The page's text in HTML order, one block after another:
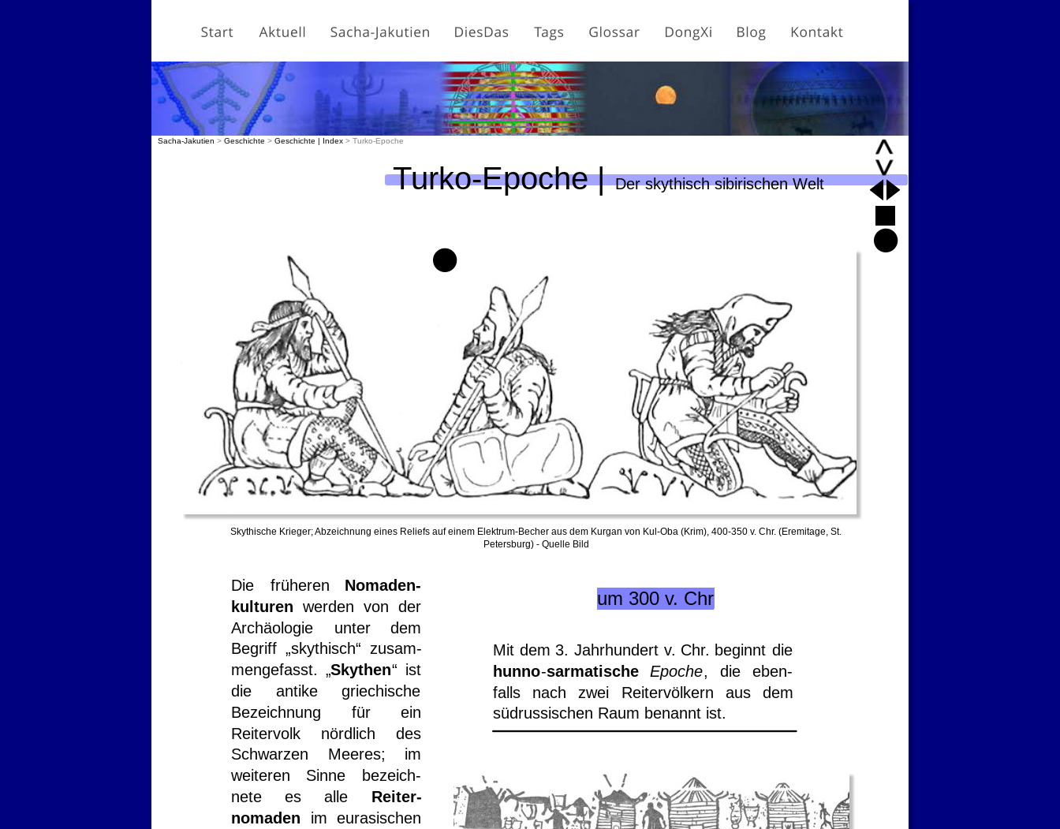
Turko-Epoche | Der skythisch sibirischen Welt
Skythische Krieger; Abzeichnung eines Reliefs auf einem Elektrum-Becher aus dem Kurgan von Kul-Oba (Krim), 400-350 v. Chr. (Eremitage, St.
Petersburg) - Quelle Bild
Mit dem 3. Jahrhundert v. Chr. beginnt die
hunno-sarmatische Epoche, die
eben-
falls
nach zwei Reitervölkern aus
dem
südrussischen Raum benannt ist.
Die früheren
Nomaden-
kulturen werden von
der
Archäologie
unter
dem
Begriff „skythisch“ zusam-
mengefasst. „Skythen“ ist
die
antike
griechische
Bezeichnung
für
ein
Reitervolk
nördlich
des
Schwarzen
Meeres;
im
weiteren
Sinne
bezeich-
nete
es alle
Reiter-
nomaden
im eurasischen
um 300 v. Chr
Sacha-Jakutien > Geschichte > Geschichte | Index > Turko-Epoche